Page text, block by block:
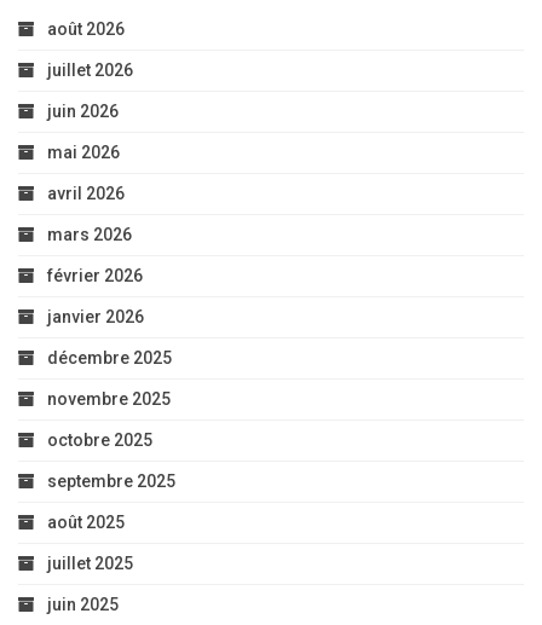
août 2026
juillet 2026
juin 2026
mai 2026
avril 2026
mars 2026
février 2026
janvier 2026
décembre 2025
novembre 2025
octobre 2025
septembre 2025
août 2025
juillet 2025
juin 2025